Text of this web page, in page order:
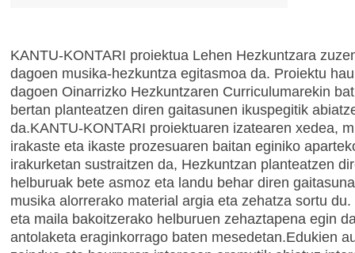
KANTU-KONTARI proiektua Lehen Hezkuntzara
dagoen musika-hezkuntza egitasmoa da. Proiektu
dagoen Oinarrizko Hezkuntzaren Curriculumarekin
bertan planteatzen diren gaitasunen ikuspegitik
da.KANTU-KONTARI proiektuaren izatearen xedea,
irakaste eta ikaste prozesuaren baitan eginiko
irakurketan sustraitzen da, Hezkuntzan planteatzen
helburuak bete asmoz eta landu behar diren
musika alorrerako material argia eta zehatza sortu
eta maila bakoitzerako helburuen zehaztapena egin
antolaketa eraginkorrago baten mesedetan.Edukien